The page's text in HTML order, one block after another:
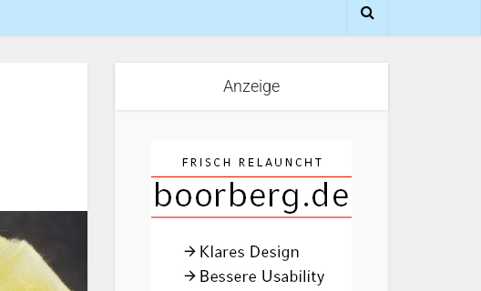
Anzeige